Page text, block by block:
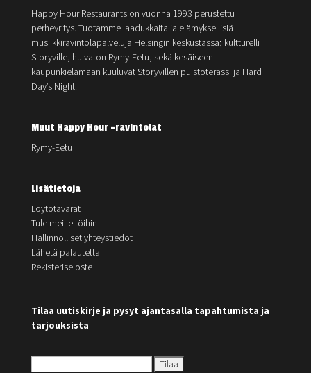
Happy Hour Restaurants on vuonna 1993 perustettu
perheyritys. Tuotamme laadukkaita ja elämyksellisiä
musiikkiravintolapalveluja Helsingin keskustassa; kultturelli
Storyville, hulvaton Rymy-Eetu, sekä kesäiseen
kaupunkielämään kuuluvat Storyvillen puistoterassi ja Hard
Day’s Night.
Muut Happy Hour -ravintolat
Rymy-Eetu
Lisätietoja
Löytötavarat
Tule meille töihin
Hallinnolliset yhteystiedot
Lähetä palautetta
Rekisteriseloste
Tilaa uutiskirje ja pysyt ajantasalla tapahtumista ja
tarjouksista